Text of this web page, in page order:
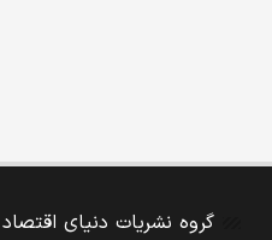
گروه نشریات دنیای اقتصاد